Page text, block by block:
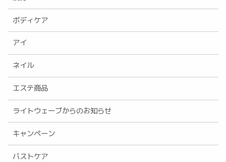
ボディケア
アイ
ネイル
エステ商品
ライトウェーブからのお知らせ
キャンペーン
バストケア